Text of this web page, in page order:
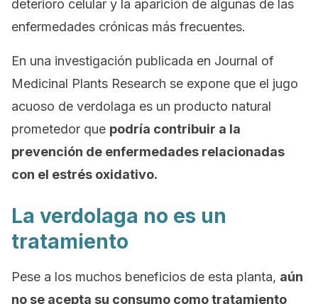
deterioro celular y la aparición de algunas de las
enfermedades crónicas más frecuentes.
En una investigación publicada en Journal of
Medicinal Plants Research se expone que el jugo
acuoso de verdolaga es un producto natural
prometedor que podría contribuir a la
prevención de enfermedades relacionadas
con el estrés oxidativo.
La verdolaga no es un
tratamiento
Pese a los muchos beneficios de esta planta, aún
no se acepta su consumo como tratamiento